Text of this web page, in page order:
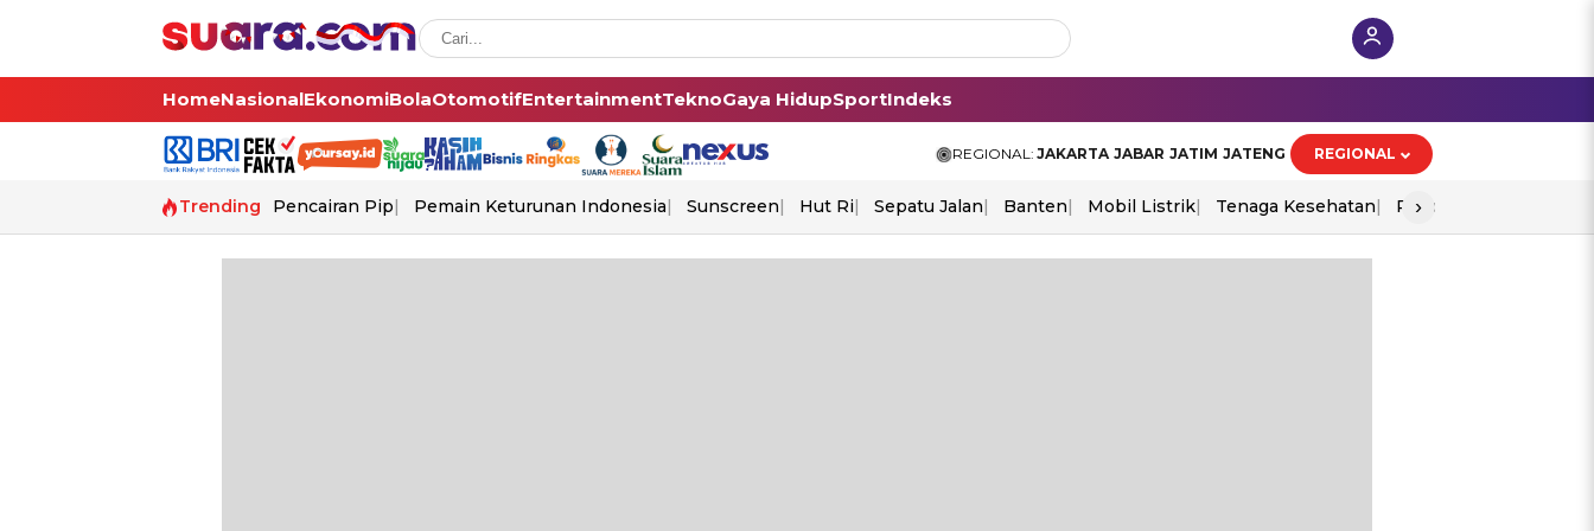
HomeNasionalEkonomiBolaOtomotifEntertainmentTeknoGaya HidupSportIndeks
REGIONAL: JAKARTA JABAR JATIM JATENG REGIONAL
Trending Pencairan Pip Pemain Keturunan Indonesia Sunscreen Hut Ri Sepatu Jalan Banten Mobil Listrik Tenaga Kesehatan Piala Aff 2026
›